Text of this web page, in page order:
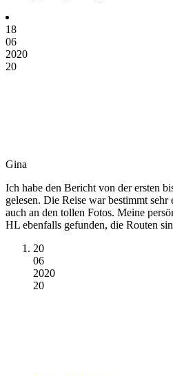
18
06
2020
20
Gina
Ich habe den Bericht von der ersten
gelesen. Die Reise war bestimmt
auch an den tollen Fotos. Meine
HL ebenfalls gefunden, die Routen
20
06
2020
20